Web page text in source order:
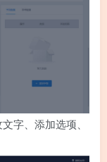
字、添加选项、